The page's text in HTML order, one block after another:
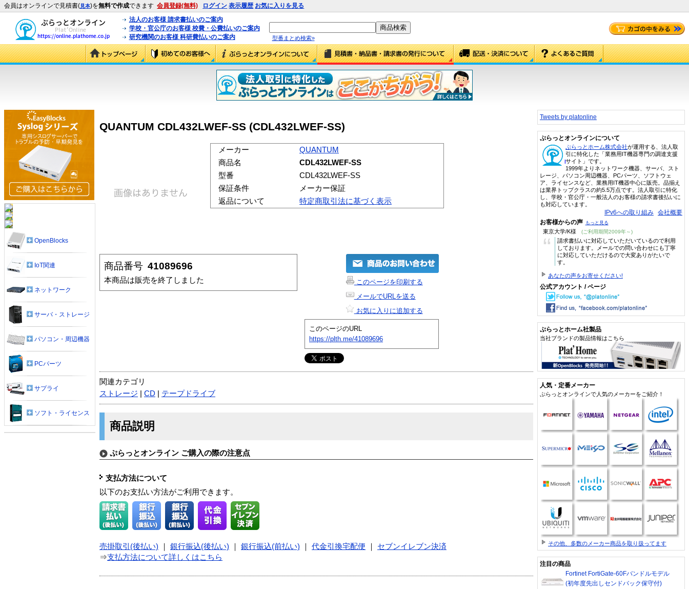
会員はオンラインで見積書(見本)を無料で作成できます 会員登録(無料) ログイン 表示履歴 お気に入りを見る
法人のお客様 請求書払いのご案内
学校・官公庁のお客様 校費・公費払いのご案内
研究機関のお客様 科研費払いのご案内
型番まとめ検索»
QUANTUM CDL432LWEF-SS (CDL432LWEF-SS)
メーカー
QUANTUM
商品名
CDL432LWEF-SS
型番
CDL432LWEF-SS
保証条件
メーカー保証
返品について
特定商取引法に基づく表示
商品番号 41089696
本商品は販売を終了しました
このページを印刷する
メールでURLを送る
お気に入りに追加する
このページのURL
https://plth.me/41089696
関連カテゴリ
ストレージ
CD テープドライブ
商品説明
ぷらっとオンライン ご購入の際の注意点
支払方法について
以下のお支払い方法がご利用できます。
売掛取引(後払い) 銀行振込(後払い) 銀行振込(前払い) 代金引換宅配便
セブンイレブン決済
⇒支払方法について詳しくはこちら
OpenBlocks
IoT関連
ネットワーク
サーバ・ストレージ
パソコン・周辺機器
PCパーツ
サプライ
ソフト・ライセンス
Tweets by platonline
ぷらっとオンラインについて
ぷらっとホーム株式会社が運用する、法人取
引に特化した「業務用IT機器専門の調達支援
サイト」です。
1999年よりネットワーク機器、サーバ、スト
レージ、パソコン周辺機器、PCパーツ、ソフトウェ
ア、ライセンスなど、業務用IT機器中心に販売。品揃え
は業界トップクラスの約5.5万点です。法人取引に特化
し、学校・官公庁・一般法人のお客様の請求書後払いに
も対応しています。
IPv6への取り組み 会社概要
お客様からの声 もっと見る
東京大学/K様 (ご利用期間2009年～)
“
請求書払いに対応していただいているので利用
しております。メールでの問い合わせにも丁寧
に対応していただけるので大変ありがたいで
す。
あなたの声をお寄せください!
公式アカウント / ページ
ぷらっとホーム社製品
当社ブランドの製品情報はこちら
人気・定番メーカー
ぷらっとオンラインで人気のメーカーをご紹介！
その他、多数のメーカー商品を取り扱ってます
注目の商品
Fortinet FortiGate-60Fバンドルモデル
(初年度先出しセンドバック保守付)